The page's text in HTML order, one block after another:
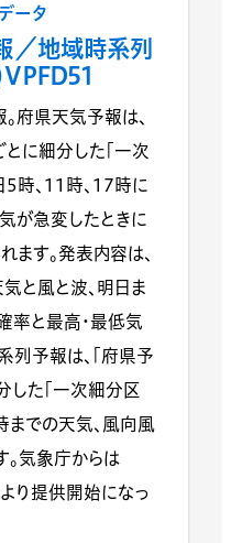
ータ
／地域時系列
VPFD51
府県天気予報は、
とに細分した「一次
5時、11時、17時に
が急変したときに
ます。発表内容は、
と風と波、明日ま
率と最高・最低気
列予報は、「府県予
した「一次細分区
までの天気、風向風
。気象庁からは
り提供開始になっ